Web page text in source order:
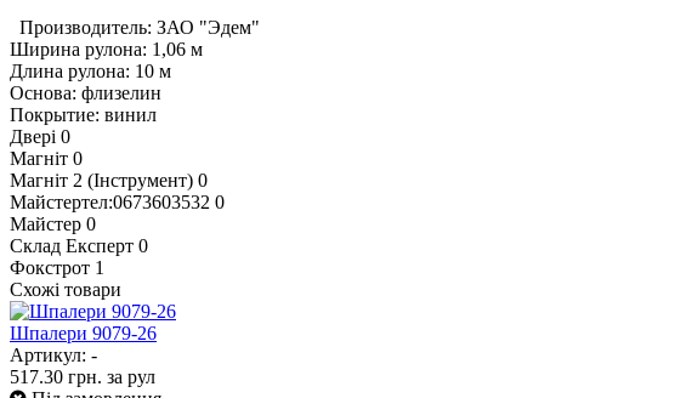
Производитель: ЗАО "Эдем"
Ширина рулона: 1,06 м
Длина рулона: 10 м
Основа: флизелин
Покрытие: винил
Двері 0
Магніт 0
Магніт 2 (Інструмент) 0
Майстертел:0673603532 0
Майстер 0
Склад Експерт 0
Фокстрот 1
Схожі товари
Шпалери 9079-26
Артикул: -
517.30 грн. за рул